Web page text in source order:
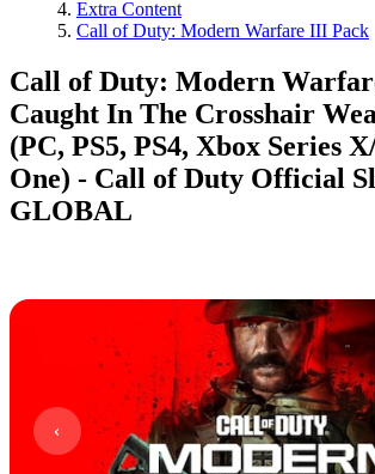
Extra Content
Call of Duty: Modern Warfare III Pack
Call of Duty: Modern
Caught In The Crosshair
(PC, PS5, PS4, Xbox Series
One) - Call of Duty Official
GLOBAL